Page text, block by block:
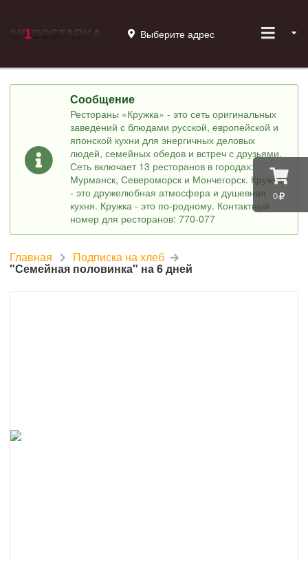
0
Выберите адрес
Сообщение
Рестораны «Кружка» - это сеть оригинальных
заведений с блюдами русской, европейской и
японской кухни для энергичных деловых
людей, семейных обедов и встреч с друзьями.
Сеть включает 13 ресторанов в городах:
Мурманск, Североморск и Мончегорск. Кружка
- это дружелюбная атмосфера и душевная
кухня. Кружка - это по-родному. Контактный
номер для ресторанов: 770-077
Главная Подписка на хлеб
"Семейная половинка" на 6 дней